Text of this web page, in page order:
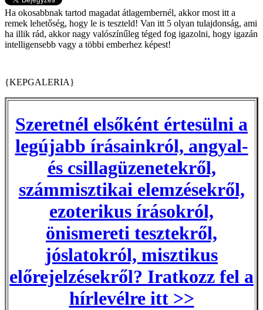
Ha okosabbnak tartod magadat átlagembernél, akkor most itt a
remek lehetőség, hogy le is teszteld! Van itt 5 olyan tulajdonság, ami
ha illik rád, akkor nagy valószínűleg téged fog igazolni, hogy igazán
intelligensebb vagy a többi emberhez képest!
{KEPGALERIA}
Szeretnél elsőként értesülni a
legújabb írásainkról, angyal-
és csillagüzenetekről,
számmisztikai elemzésekről,
ezoterikus írásokról,
önismereti tesztekről,
jóslatokról, misztikus
előrejelzésekről? Iratkozz fel a
hírlevélre itt >>